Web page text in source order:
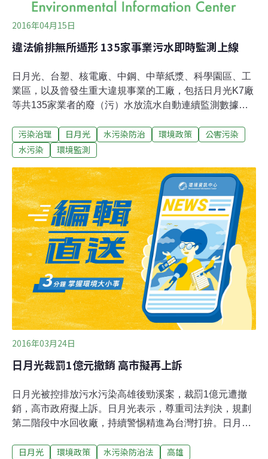
2016年04月15日
違法偷排無所遁形 135家事業污水即時監測上線
日月光、台塑、核電廠、中鋼、中華紙漿、科學園區、工
業區，以及曾發生重大違規事業的工廠，包括日月光K7廠
等共135家業者的廢（污）水放流水自動連續監測數據大
現在這些資訊均已連結環保署的公開平台上，有沒有違法
偷排廢污水，24小時不漏看。日月光K7、台塑麥寮、核二
面。資料來源：環保署重大點源放流水自動連續監測資訊
查詢系統。除了首批上線的業者外，第二批將鎖定每日排
放量達5,000公噸的中型工廠，預計約60餘家預計明年初
完成連線。之後會繼續鎖定每日排放量1,500公噸的小型工
廠。完成後，將可掌握全國80%以上的排水量。
污染治理 日月光 水污染防治 環境政策
公害污染
水污染
環境監測
2016年03月24日
日月光裁罰1億元撤銷 高市擬再上訴
日月光被控排放污水污染高雄後勁溪案，裁罰1億元遭撤
銷，高市政府擬上訴。日月光表示，尊重司法判決，規劃
第二階段中水回收廠，持續警惕精進為台灣打拚。日月光
環保局認定日月光因違法排放廢污水獲取1億餘元不法利
日月光 環境政策 水污染防治法 高雄